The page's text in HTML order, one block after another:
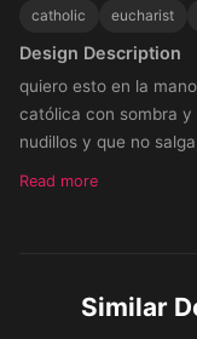
catholic
eucharist
Design Description
quiero esto en la
católica con sombra y
nudillos y que no
Read more
Similar